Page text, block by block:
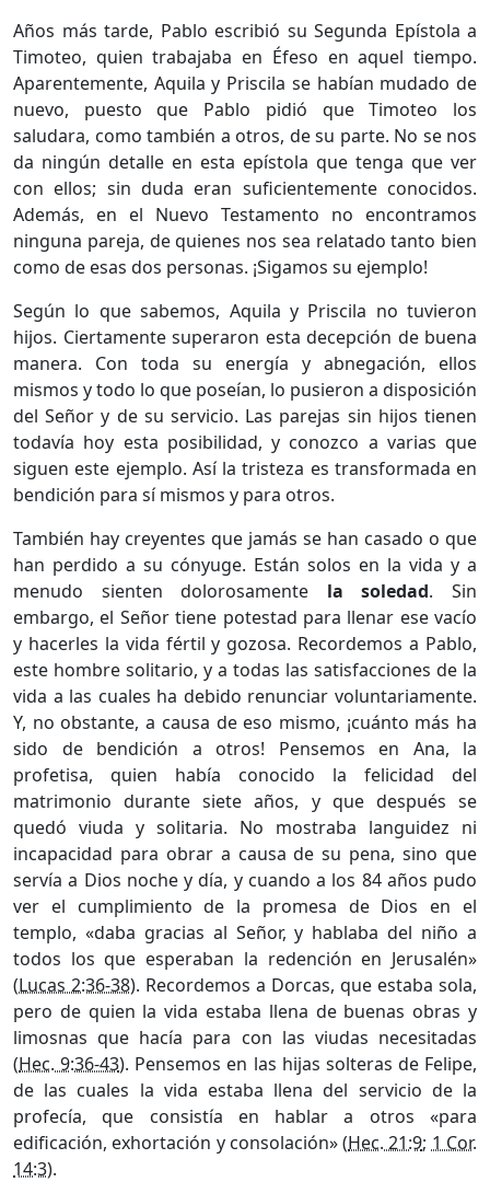
Años más tarde, Pablo escribió su Segunda Epístola a
Timoteo, quien trabajaba en Éfeso en aquel tiempo.
Aparentemente, Aquila y Priscila se habían mudado de
nuevo, puesto que Pablo pidió que Timoteo los
saludara, como también a otros, de su parte. No se nos
da ningún detalle en esta epístola que tenga que ver
con ellos; sin duda eran suficientemente conocidos.
Además, en el Nuevo Testamento no encontramos
ninguna pareja, de quienes nos sea relatado tanto bien
como de esas dos personas. ¡Sigamos su ejemplo!
Según lo que sabemos, Aquila y Priscila no tuvieron
hijos. Ciertamente superaron esta decepción de buena
manera. Con toda su energía y abnegación, ellos
mismos y todo lo que poseían, lo pusieron a disposición
del Señor y de su servicio. Las parejas sin hijos tienen
todavía hoy esta posibilidad, y conozco a varias que
siguen este ejemplo. Así la tristeza es transformada en
bendición para sí mismos y para otros.
También hay creyentes que jamás se han casado o que
han perdido a su cónyuge. Están solos en la vida y a
menudo sienten dolorosamente la soledad. Sin
embargo, el Señor tiene potestad para llenar ese vacío
y hacerles la vida fértil y gozosa. Recordemos a Pablo,
este hombre solitario, y a todas las satisfacciones de la
vida a las cuales ha debido renunciar voluntariamente.
Y, no obstante, a causa de eso mismo, ¡cuánto más ha
sido de bendición a otros! Pensemos en Ana, la
profetisa, quien había conocido la felicidad del
matrimonio durante siete años, y que después se
quedó viuda y solitaria. No mostraba languidez ni
incapacidad para obrar a causa de su pena, sino que
servía a Dios noche y día, y cuando a los 84 años pudo
ver el cumplimiento de la promesa de Dios en el
templo, «daba gracias al Señor, y hablaba del niño a
todos los que esperaban la redención en Jerusalén»
(Lucas 2:36-38). Recordemos a Dorcas, que estaba sola,
pero de quien la vida estaba llena de buenas obras y
limosnas que hacía para con las viudas necesitadas
(Hec. 9:36-43). Pensemos en las hijas solteras de Felipe,
de las cuales la vida estaba llena del servicio de la
profecía, que consistía en hablar a otros «para
edificación, exhortación y consolación» (Hec. 21:9; 1 Cor.
14:3).